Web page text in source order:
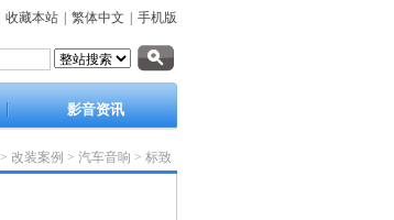
收藏本站 繁体中文 手机版
影音资讯
> 改装案例 > 汽车音响 > 标致